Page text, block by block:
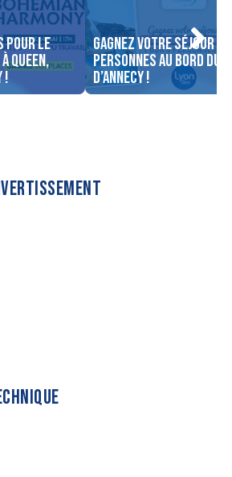
pour le
Queen,
!
Gagnez votre séjour
personnes au bord du
d’Annecy !